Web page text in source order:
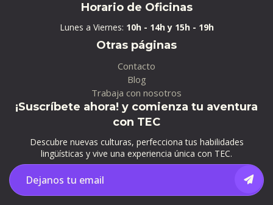
Horario de Oficinas
Lunes a Viernes: 10h - 14h y 15h - 19h
Otras páginas
Contacto
Blog
Trabaja con nosotros
¡Suscríbete ahora! y comienza tu aventura
con TEC
Descubre nuevas culturas, perfecciona tus habilidades
lingüísticas y vive una experiencia única con TEC.